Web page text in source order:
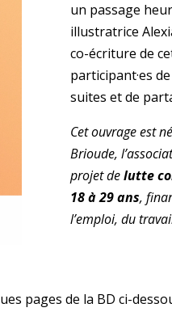
un passage
illustratrice
co-écriture de
participant·es
suites et de
Cet ouvrage est
Brioude,
projet delutte
18 à 29 ans,
l’emploi, du
pages de la BD ci-